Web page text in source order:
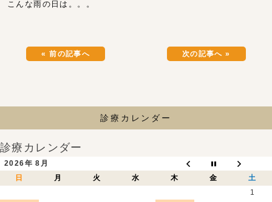
こんな雨の日は。。。
« 前の記事へ 次の記事へ »
診療カレンダー
診療カレンダー
2026年 8月
日
月 火 水 木 金
土
1